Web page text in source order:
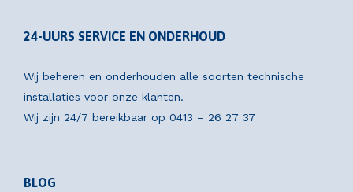
24-UURS SERVICE EN ONDERHOUD
Wij beheren en onderhouden alle soorten technische
installaties voor onze klanten.
Wij zijn 24/7 bereikbaar op 0413 – 26 27 37
BLOG